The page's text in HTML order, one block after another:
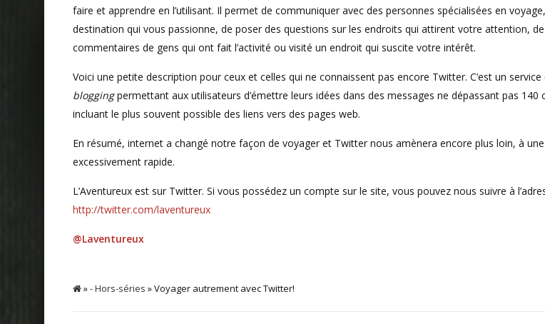
faire et apprendre en l’utilisant. Il permet de communiquer avec des personnes spécialisées en
destination qui vous passionne, de poser des questions sur les endroits qui attirent votre attention,
commentaires de gens qui ont fait l’activité ou visité un endroit qui suscite votre intérêt.
Voici une petite description pour ceux et celles qui ne connaissent pas encore Twitter. C’est un service
bloggingpermettant aux utilisateurs d’émettre leurs idées dans des messages ne dépassant pas 140
incluant le plus souvent possible des liens vers des pages web.
En résumé, internet a changé notre façon de voyager et Twitter nous amènera encore plus loin, à
excessivement rapide.
L’Aventureux est sur Twitter. Si vous possédez un compte sur le site, vous pouvez nous suivre à
http://twitter.com/laventureux
@Laventureux
»- Hors-séries » Voyager autrement avec Twitter!